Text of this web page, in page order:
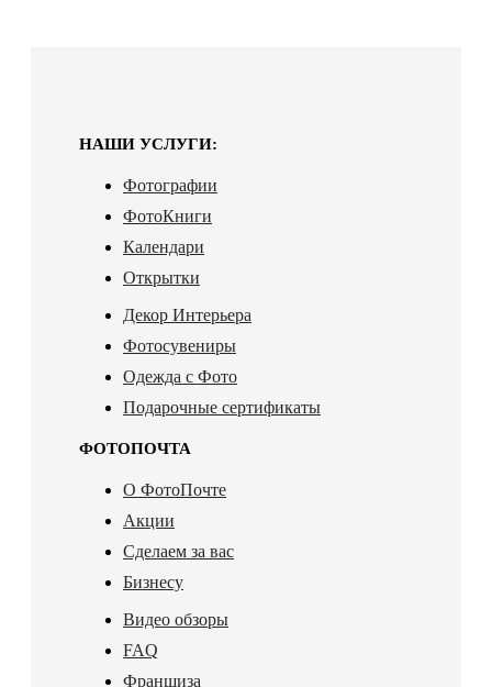
НАШИ УСЛУГИ:
Фотографии
ФотоКниги
Календари
Открытки
Декор Интерьера
Фотосувениры
Одежда с Фото
Подарочные сертификаты
ФОТОПОЧТА
О ФотоПочте
Акции
Сделаем за вас
Бизнесу
Видео обзоры
FAQ
Франшиза